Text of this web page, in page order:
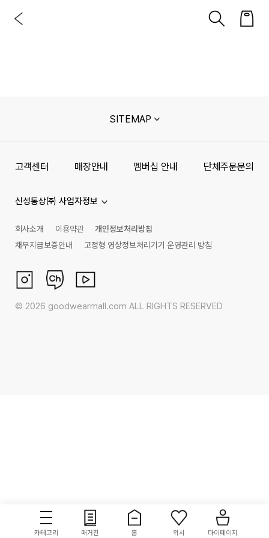
카테고리 매거진 홈 위시 마이페이지
SITEMAP
고객센터 매장안내 멤버십 안내 단체주문문의
신성통상㈜ 사업자정보
회사소개 이용약관
개인정보처리방침
채무지급보증안내
고정형 영상정보처리기기 운영관리 방침
© 2026 goodwearmall.com ALL RIGHTS RESERVED